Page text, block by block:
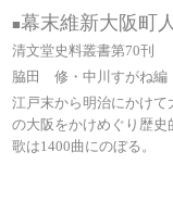
■幕末維新大阪町
清文堂史料叢書第70刊
脇田 修・中川すがね編
江戸末から明治にかけ
の大阪をかけめぐり歴
歌は1400曲にのぼる。